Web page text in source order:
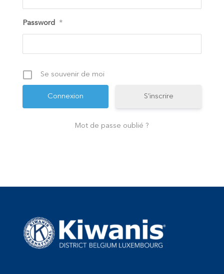
Password *
Se souvenir de moi
S’inscrire
Mot de passe oublié ?